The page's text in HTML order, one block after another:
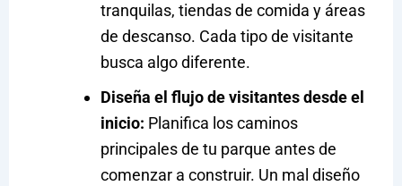
tranquilas, tiendas de comida y áreas
de descanso. Cada tipo de visitante
busca algo diferente.
Diseña el flujo de visitantes desde el
inicio: Planifica los caminos
principales de tu parque antes de
comenzar a construir. Un mal diseño